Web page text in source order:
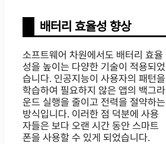
배터리 효율성 향상
소프트웨어 차원에서도 배터리 효율
성을 높이는 다양한 기술이 적용되었
습니다. 인공지능이 사용자의 패턴을
학습하여 필요하지 않은 앱의 백그라
운드 실행을 줄이고 전력을 절약하는
방식입니다. 이러한 점 덕분에 사용
자들은 보다 오랜 시간 동안 스마트
폰을 사용할 수 있게 되었습니다.